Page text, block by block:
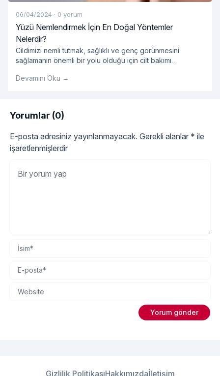
06/04/2024 · 0 yorum
Yüzü Nemlendirmek İçin En Doğal Yöntemler
Nelerdir?
Cildimizi nemli tutmak, sağlıklı ve genç görünmesini
sağlamanın önemli bir yolu olduğu için cilt bakımı
pazarlanan kozmetik ürün kimyasal içeriklerle dolu olabilir
Peki, yüzü nemlendirmek için en doğal yöntemler
nelerdir? Su İçmek:
Devamını Oku →
Yorumlar (0)
E-posta adresiniz yayınlanmayacak. Gerekli alanlar * ile
işaretlenmişlerdir
Gizlilik PolitikasıHakkımızdaİletişim